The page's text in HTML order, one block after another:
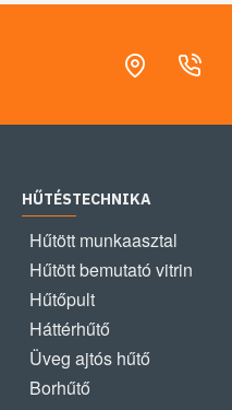
HŰTÉSTECHNIKA
Hűtött munkaasztal
Hűtött bemutató vitrin
Hűtőpult
Háttérhűtő
Üveg ajtós hűtő
Borhűtő